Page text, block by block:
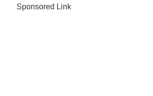
Sponsored Link